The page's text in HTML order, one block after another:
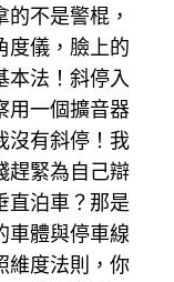
不是警棍，
度儀，臉上的
本法！斜停入
用一個擴音器
沒有斜停！我
趕緊為自己辯
直泊車？那是
車體與停車線
度法則，你